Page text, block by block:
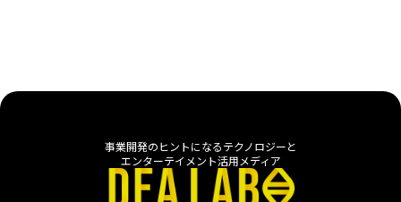
事業開発のヒントになるテクノロジーと
エンターテイメント活用メディア